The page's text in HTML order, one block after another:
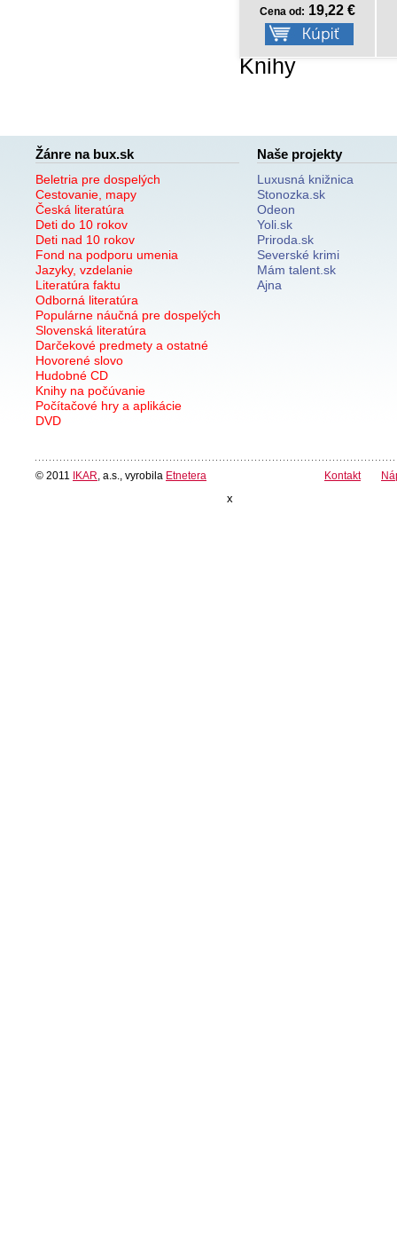
Cena od: 19,22 €
Knihy
Žánre na bux.sk
Beletria pre dospelých
Cestovanie, mapy
Česká literatúra
Deti do 10 rokov
Deti nad 10 rokov
Fond na podporu umenia
Jazyky, vzdelanie
Literatúra faktu
Odborná literatúra
Populárne náučná pre dospelých
Slovenská literatúra
Darčekové predmety a ostatné
Hovorené slovo
Hudobné CD
Knihy na počúvanie
Počítačové hry a aplikácie
DVD
Naše projekty
Luxusná knižnica
Stonozka.sk
Odeon
Yoli.sk
Priroda.sk
Severské krimi
Mám talent.sk
Ajna
© 2011 IKAR , a.s., vyrobila Etnetera Kontakt
x